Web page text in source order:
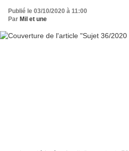
Publié le 03/10/2020 à 11:00
Par Mil et une